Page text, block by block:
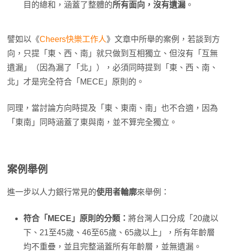
目的總和，涵蓋了整體的所有面向，沒有遺漏 。
譬如以《Cheers快樂工作人》文章中所舉的案例，若談到方
向，只提「東、西、南」就只做到互相獨立、但沒有「互無
遺漏」（因為漏了「北」），必須同時提到「東、西、南、
北」才是完全符合「MECE」原則的。
同理，當討論方向時提及「東、東南、南」也不合適，因為
「東南」同時涵蓋了東與南，並不算完全獨立。
案例舉例
進一步以人力銀行常見的使用者輪廓來舉例：
符合「MECE」原則的分類： 將台灣人口分成「20歲以
下、21至45歲、46至65歲、65歲以上」，所有年齡層
均不重疊，並且完整涵蓋所有年齡層，並無遺漏。